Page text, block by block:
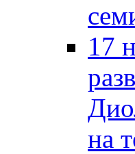
17
на